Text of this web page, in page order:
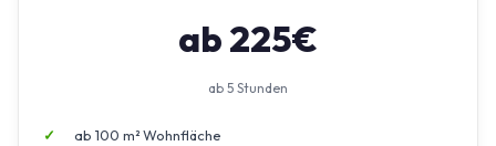
ab 225€
ab 5 Stunden
ab 100 m² Wohnfläche